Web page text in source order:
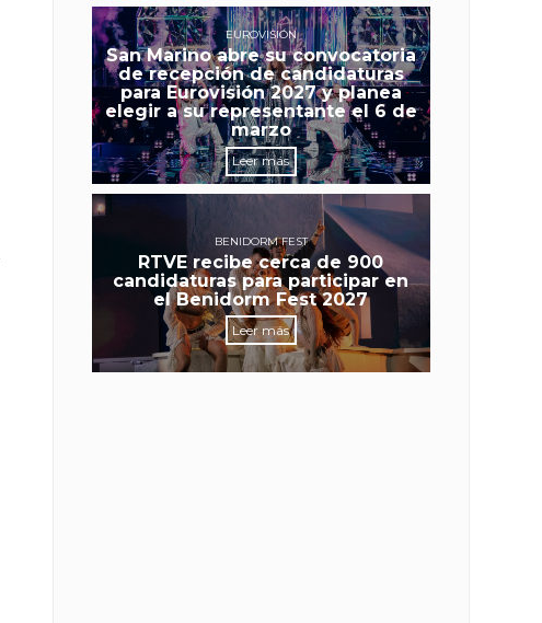
EUROVISIÓN
San Marino abre su convocatoria
de recepción de candidaturas
para Eurovisión 2027 y planea
elegir a su representante el 6 de
marzo
Leer más
BENIDORM FEST
RTVE recibe cerca de 900
candidaturas para participar en
el Benidorm Fest 2027
Leer más